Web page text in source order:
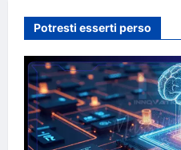
moderni
Potresti esserti perso